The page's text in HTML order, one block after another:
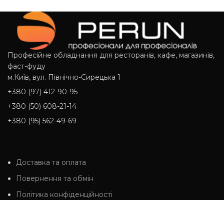
Професійне обладнання для ресторанів, кафе, магазинів,
фаст-фуду
м.Київ, вул. Північно-Сирецька 1
+380 (97) 412-90-95
+380 (50) 608-21-14
+380 (95) 562-49-69
Доставка та оплата
Повернення та обмін
Політика конфіденційності